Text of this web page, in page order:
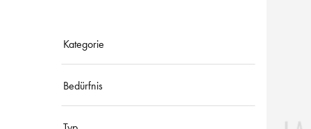
Kategorie
Bedürfnis